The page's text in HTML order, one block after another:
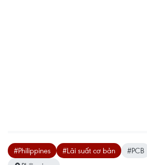
#Philippines #Lãi suất cơ bản #PCB